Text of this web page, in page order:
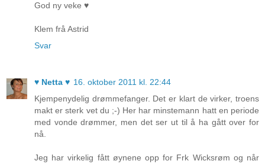
God ny veke ♥
Klem frå Astrid
Svar
♥ Netta ♥ 16. oktober 2011 kl. 22:44
Kjempenydelig drømmefanger. Det er klart de virker, troens
makt er sterk vet du ;-) Her har minstemann hatt en periode
med vonde drømmer, men det ser ut til å ha gått over for
nå.
Jeg har virkelig fått øynene opp for Frk Wicksrøm og når